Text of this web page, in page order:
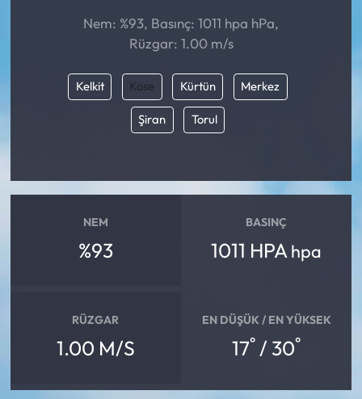
Nem: %93, Basınç: 1011 hpa hPa,
Rüzgar: 1.00 m/s
Kelkit Köse Kürtün Merkez
Şiran Torul
NEM
%93
BASINÇ
1011 HPA hpa
RÜZGAR
1.00 M/S
EN DÜŞÜK / EN YÜKSEK
17° / 30°